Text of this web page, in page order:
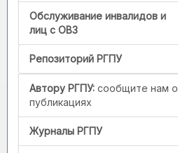
Обслуживание инвалидов и
лиц с ОВЗ
Репозиторий РГПУ
Автору РГПУ: сообщите нам о
публикациях
Журналы РГПУ